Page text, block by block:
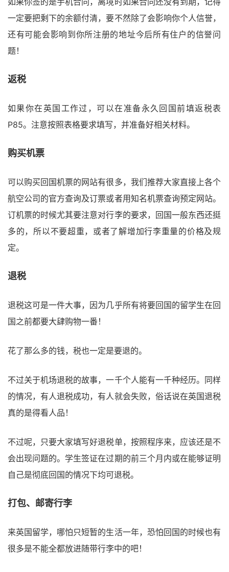
一定要把剩下的余额付清，要不然除了会影响你个人信誉，
还有可能会影响到你所注册的地址今后所有住户的信誉问
题！
返税
如果你在英国工作过，可以在准备永久回国前填返税表
P85。注意按照表格要求填写，并准备好相关材料。
购买机票
可以购买回国机票的网站有很多，我们推荐大家直接上各个
航空公司的官方查询及订票或者用知名机票查询预定网站。
订机票的时候尤其要注意对行李的要求，回国一般东西还挺
多的，所以不要超重，或者了解增加行李重量的价格及规
定。
退税
退税这可是一件大事，因为几乎所有将要回国的留学生在回
国之前都要大肆购物一番！
花了那么多的钱，税也一定是要退的。
不过关于机场退税的故事，一千个人能有一千种经历。同样
的情况，有人退税成功，有人就会失败，俗话说在英国退税
真的是得看人品！
不过呢，只要大家填写好退税单，按照程序来，应该还是不
会出现问题的。学生签证在过期的前三个月内或在能够证明
自己是彻底回国的情况下均可退税。
打包、邮寄行李
来英国留学，哪怕只短暂的生活一年，恐怕回国的时候也有
很多是不能全都放进随带行李中的吧！